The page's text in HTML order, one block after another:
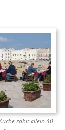
zählt allein 40